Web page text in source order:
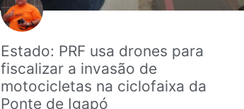
Estado: PRF usa drones para
fiscalizar a invasão de
motocicletas na ciclofaixa da
Ponte de Igapó